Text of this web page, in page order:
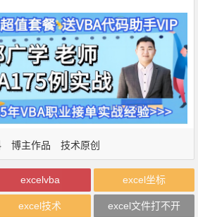
博主作品 技术原创
excelvba excel坐标
excel技术 excel文件打不开